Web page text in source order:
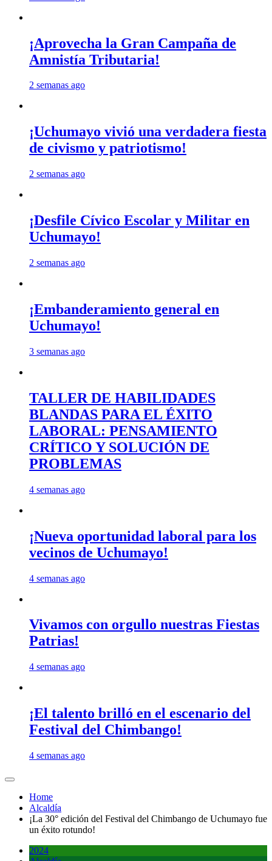
¡Aprovecha la Gran Campaña de
Amnistía Tributaria!
2 semanas ago
¡Uchumayo vivió una verdadera fiesta
de civismo y patriotismo!
2 semanas ago
¡Desfile Cívico Escolar y Militar en
Uchumayo!
2 semanas ago
¡Embanderamiento general en
Uchumayo!
3 semanas ago
TALLER DE HABILIDADES
BLANDAS PARA EL ÉXITO
LABORAL: PENSAMIENTO
CRÍTICO Y SOLUCIÓN DE
PROBLEMAS
4 semanas ago
¡Nueva oportunidad laboral para los
vecinos de Uchumayo!
4 semanas ago
Vivamos con orgullo nuestras Fiestas
Patrias!
4 semanas ago
¡El talento brilló en el escenario del
Festival del Chimbango!
4 semanas ago
Home
Alcaldía
¡La 30° edición del Festival del Chimbango de Uchumayo fue
un éxito rotundo!
2024